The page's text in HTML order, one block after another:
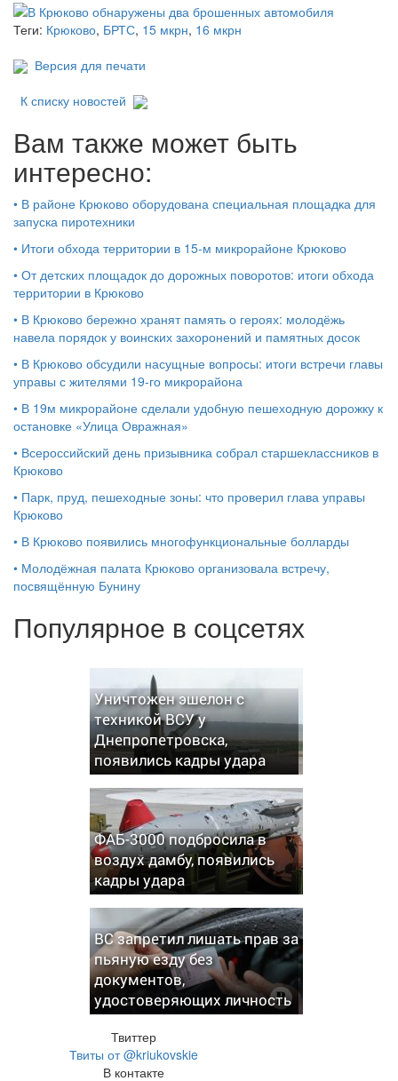
Теги: Крюково, БРТС, 15 мкрн, 16 мкрн
Версия для печати
К списку новостей
Вам также может быть
интересно:
• В районе Крюково оборудована специальная площадка для
запуска пиротехники
• Итоги обхода территории в 15‑м микрорайоне Крюково
• От детских площадок до дорожных поворотов: итоги обхода
территории в Крюково
• В Крюково бережно хранят память о героях: молодёжь
навела порядок у воинских захоронений и памятных досок
• В Крюково обсудили насущные вопросы: итоги встречи главы
управы с жителями 19‑го микрорайона
• В 19м микрорайоне сделали удобную пешеходную дорожку к
остановке «Улица Овражная»
• Всероссийский день призывника собрал старшеклассников в
Крюково
• Парк, пруд, пешеходные зоны: что проверил глава управы
Крюково
• В Крюково появились многофункциональные болларды
• Молодёжная палата Крюково организовала встречу,
посвящённую Бунину
Популярное в соцсетях
Уничтожен эшелон с
техникой ВСУ у
Днепропетровска,
появились кадры удара
ФАБ-3000 подбросила в
воздух дамбу, появились
кадры удара
ВС запретил лишать прав за
пьяную езду без
документов,
удостоверяющих личность
Твиттер
Твиты от @kriukovskie
В контакте